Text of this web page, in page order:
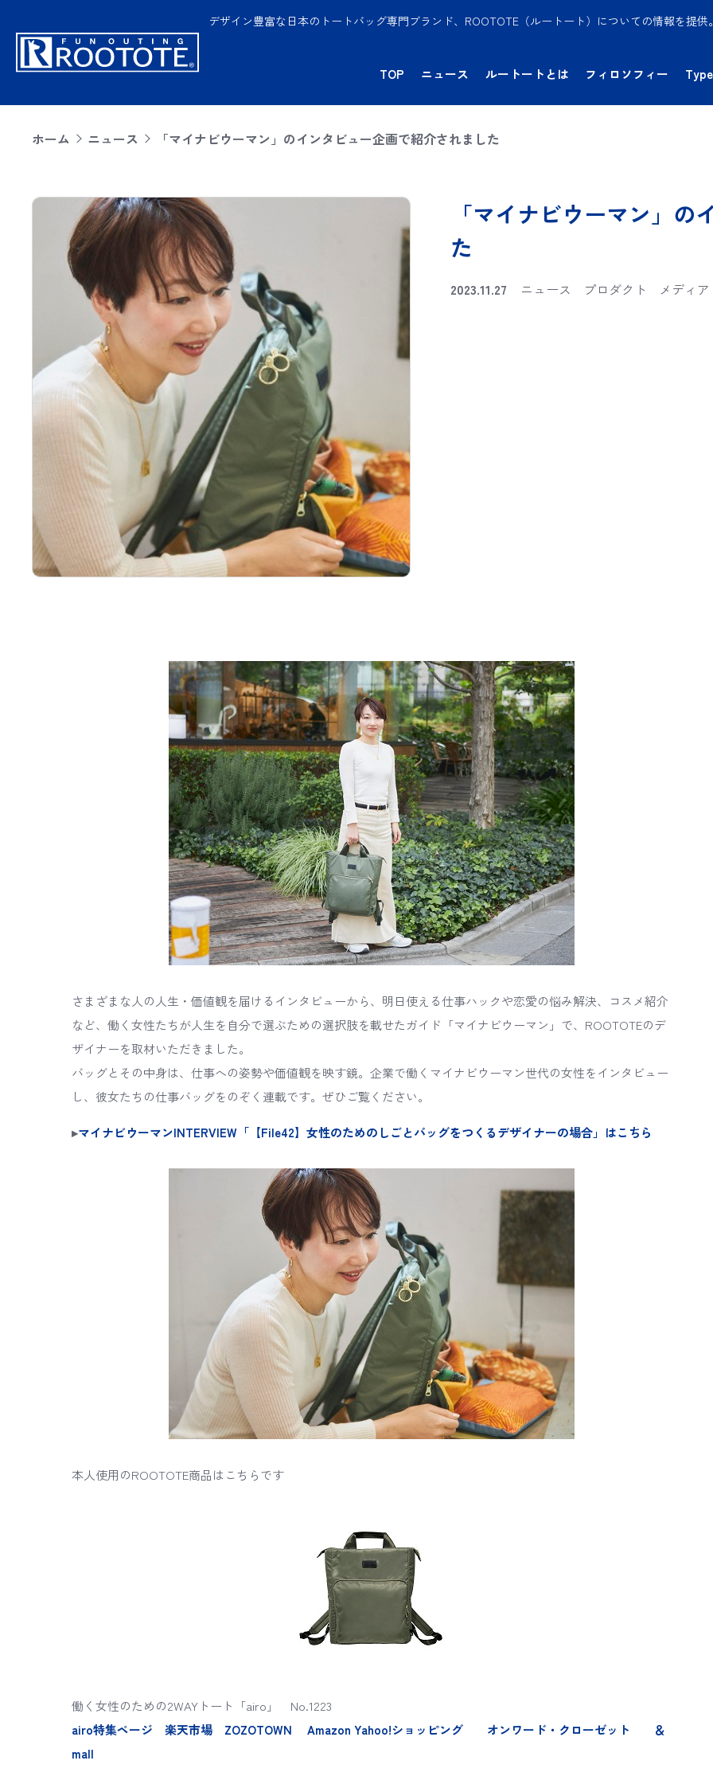
デザイン豊富な日本のトートバッグ専門ブランド、ROOTOTE（ルートート）についての情報を提
TOP ニュース ルートートとは フィロソフィー
ホーム ニュース 「マイナビウーマン」のインタビュー企画で紹介されました
「マイナビウーマン」
た
2023.11.27 ニュース プロダクト メディア
さまざまな人の人生・価値観を届けるインタビューから、明日使える仕事ハックや恋愛の悩み解決、コスメ紹介
など、働く女性たちが人生を自分で選ぶための選択肢を載せたガイド「マイナビウーマン」で、ROOTOTEのデ
ザイナーを取材いただきました。
バッグとその中身は、仕事への姿勢や価値観を映す鏡。企業で働くマイナビウーマン世代の女性をインタビュー
し、彼女たちの仕事バッグをのぞく連載です。ぜひご覧ください。
▸マイナビウーマンINTERVIEW「【File42】女性のためのしごとバッグをつくるデザイナーの場合」はこちら
本人使用のROOTOTE商品はこちらです
働く女性のための2WAYトート「airo」 No.1223
airo特集ページ
楽天市場 ZOZOTOWN Amazon Yahoo!ショッピング オンワード・クローゼット
＆
mall